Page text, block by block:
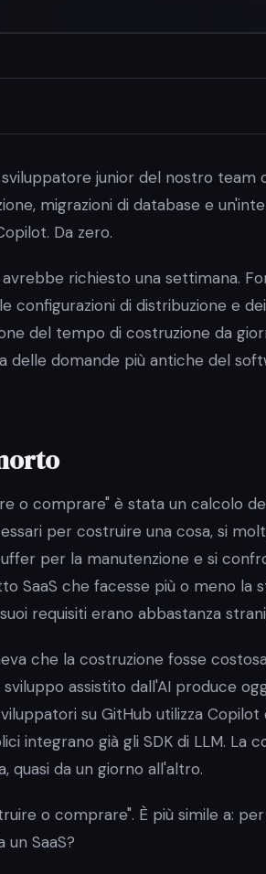
junior del nostro team
migrazioni di database e
Da zero.
richiesto una settimana.
configurazioni di distribuzione e
del tempo di costruzione da
delle domande più antiche del
o comprare" è stata un calcolo
per costruire una cosa, si
per la manutenzione e si
SaaS che facesse più o meno la
requisiti erano abbastanza
che la costruzione fosse
sviluppo assistito dall'AI produce
su GitHub utilizza
integrano già gli SDK di LLM. La
quasi da un giorno all'altro.
o comprare". È più simile a:
SaaS?